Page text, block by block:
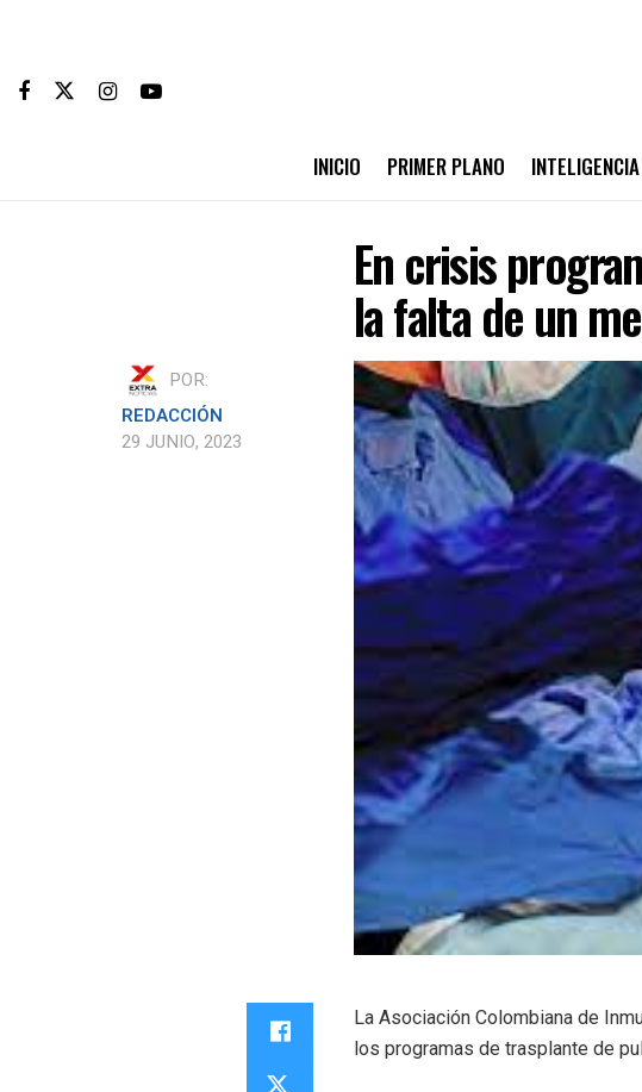
INICIO PRIMER PLANO
En crisis
la falta de un
POR:
REDACCIÓN
29 JUNIO, 2023
La Asociación Colombiana de
los programas de trasplante de